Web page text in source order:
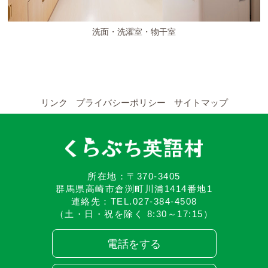
洗面・洗濯室・物干室
リンク プライバシーポリシー サイトマップ
所在地：〒370-3405
群馬県高崎市倉渕町川浦1414番地1
連絡先：TEL.027-384-4508
（土・日・祝を除く 8:30～17:15）
電話をする